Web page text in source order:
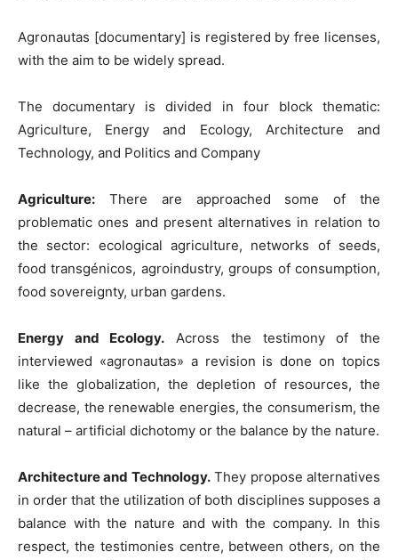
Agronautas [documentary] is registered by free licenses,
with the aim to be widely spread.
The documentary is divided in four block thematic:
Agriculture, Energy and Ecology, Architecture and
Technology, and Politics and Company
Agriculture: There are approached some of the
problematic ones and present alternatives in relation to
the sector: ecological agriculture, networks of seeds,
food transgénicos, agroindustry, groups of consumption,
food sovereignty, urban gardens.
Energy and Ecology. Across the testimony of the
interviewed «agronautas» a revision is done on topics
like the globalization, the depletion of resources, the
decrease, the renewable energies, the consumerism, the
natural – artificial dichotomy or the balance by the nature.
Architecture and Technology.They propose alternatives
in order that the utilization of both disciplines supposes a
balance with the nature and with the company. In this
respect, the testimonies centre, between others, on the